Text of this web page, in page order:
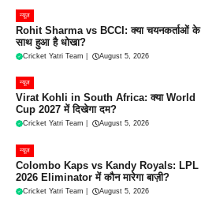
न्यूज
Rohit Sharma vs BCCI: क्या चयनकर्ताओं के
साथ हुआ है धोखा?
Cricket Yatri Team August 5, 2026
न्यूज
Virat Kohli in South Africa: क्या World
Cup 2027 में दिखेगा दम?
Cricket Yatri Team August 5, 2026
न्यूज
Colombo Kaps vs Kandy Royals: LPL
2026 Eliminator में कौन मारेगा बाज़ी?
Cricket Yatri Team August 5, 2026